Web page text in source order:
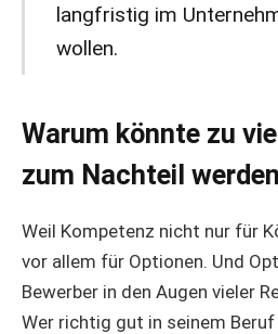
langfristig im
wollen.
Warum könnte zu
zum Nachteil
Weil Kompetenz nicht nur für
vor allem für Optionen. Und
Bewerber in den Augen vieler
Wer richtig gut in seinem